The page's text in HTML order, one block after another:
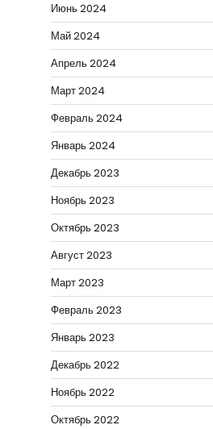
Июнь 2024
Май 2024
Апрель 2024
Март 2024
Февраль 2024
Январь 2024
Декабрь 2023
Ноябрь 2023
Октябрь 2023
Август 2023
Март 2023
Февраль 2023
Январь 2023
Декабрь 2022
Ноябрь 2022
Октябрь 2022